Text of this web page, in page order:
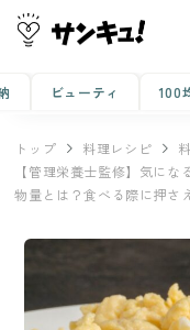
ビューティ 100
トップ 料理レシピ
【管理栄養士監修】気に
物量とは？食べる際に押さ